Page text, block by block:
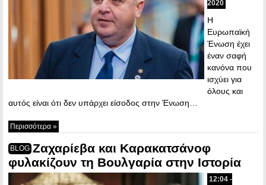
2020
Η
Ευρωπαϊκή
Ένωση έχει
έναν σαφή
κανόνα που
ισχύει για
όλους και
αυτός είναι ότι δεν υπάρχει είσοδος στην Ένωση…
Περισσότερα »
BLOG Ζαχαρίεβα και Καρακατσάνοφ
φυλακίζουν τη Βουλγαρία στην Ιστορία
12:04 -